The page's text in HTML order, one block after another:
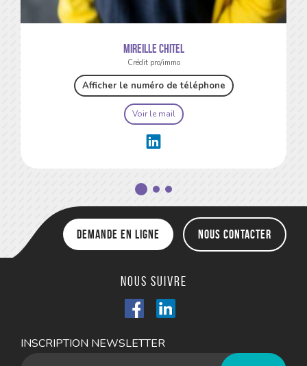
Mireille CHITEL
Crédit pro/immo
Afficher le numéro de téléphone
Voir le mail
Demande en ligne Nous contacter
Nous suivre
INSCRIPTION NEWSLETTER